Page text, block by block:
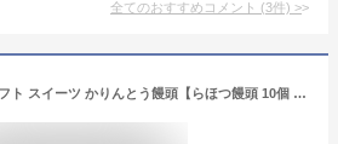
全てのおすすめコメント (3件) >
お中元 ギフト 夏ギフト スイーツ かりんとう饅頭【らほつ饅頭 10個 詰め合わせ 各2個入り 奈良祥樂 】プレゼント 和菓子 奈良 手土産 お菓子 常温 日持ち 個包装 送料無料 お取り寄せ お返し お礼 黒糖 まんじゅう 内祝 お彼岸 お供え お祝い 人気 贈答品 贈り物